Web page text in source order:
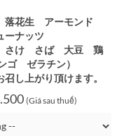
花生 アーモンド
ナッツ
さけ さば 大豆 鶏
ゼラチン）
し上がり頂けます。
(Giá sau thuế)